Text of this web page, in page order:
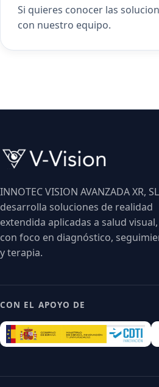
Si quieres conocer las
con nuestro equipo.
INNOTEC VISION AVANZADA XR, SL
desarrolla soluciones de realidad
extendida aplicadas a salud visual,
con foco en diagnóstico,
y terapia.
CON EL APOYO DE